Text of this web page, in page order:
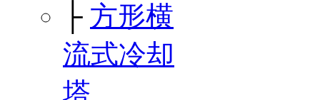
├ 方形横
流式冷却
塔